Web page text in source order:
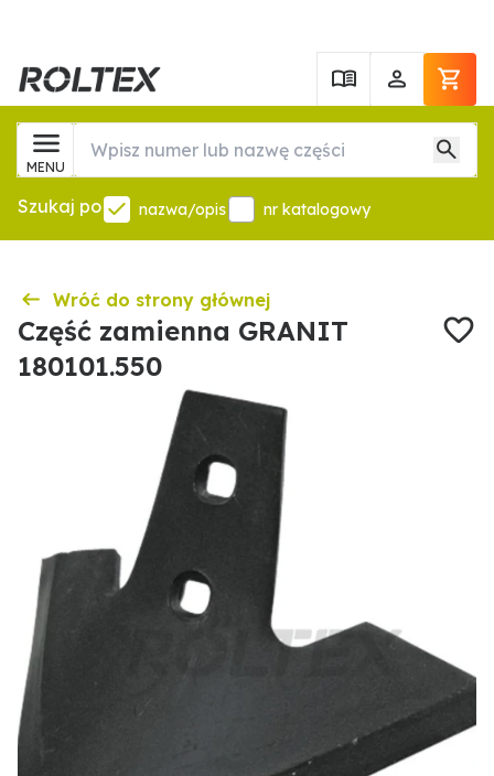
MENU
Szukaj po nazwa/opis nr katalogowy
Wróć do strony głównej
Część zamienna GRANIT
180101.550